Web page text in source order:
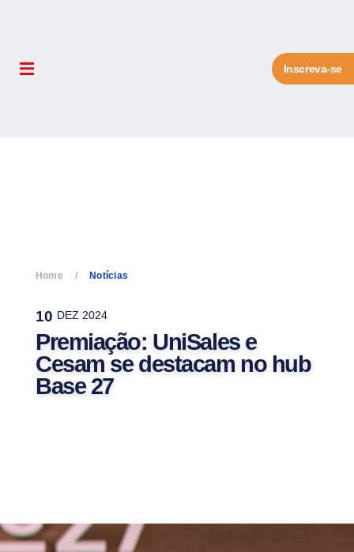
Inscreva-se
Home Notícias
10 DEZ 2024
Premiação: UniSales e
Cesam se destacam no hub
Base 27